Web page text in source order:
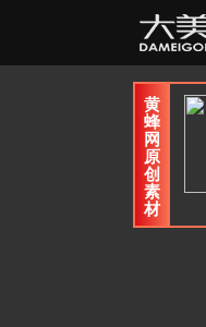
黄
蜂
网
原
创
素
材